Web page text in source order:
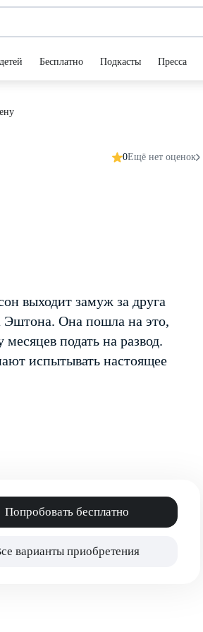
Бесплатно Подкасты Пресса
0Ещё нет оценок
выходит замуж за друга
Она пошла на это,
подать на развод.
испытывать настоящее
Попробовать бесплатно
варианты приобретения